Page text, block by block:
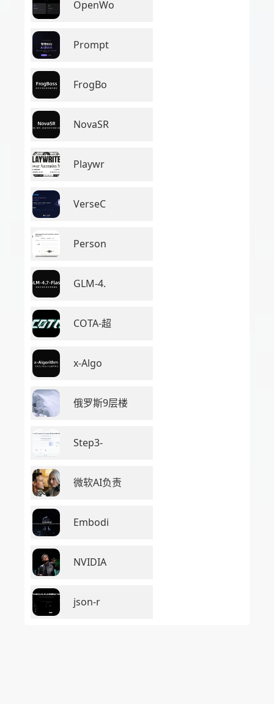
OpenWo
Prompt
FrogBo
NovaSR
Playwr
VerseC
Person
GLM-4.
COTA-超
x-Algo
俄罗斯9层楼
Step3-
微软AI负责
Embodi
NVIDIA
json-r